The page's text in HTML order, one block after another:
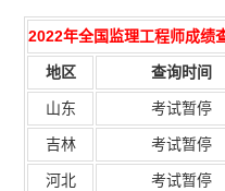
26年监理工程师《监
026年监理工程师《
【近3年监理工程师《
关法规》真题汇总（
工程师《建设工程合
2022年全国监理工程师成绩
地区 查询时间
山东 考试暂停
吉林 考试暂停
河北 考试暂停